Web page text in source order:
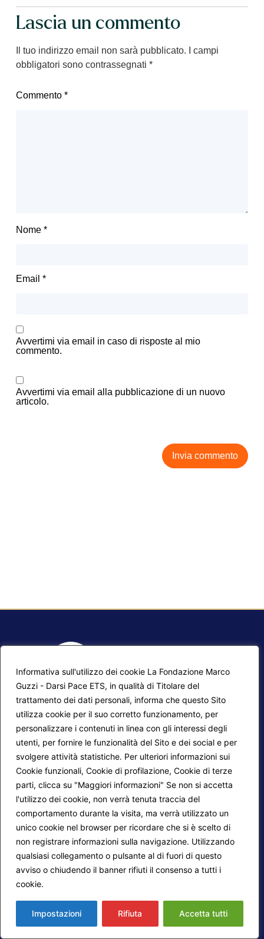
Informativa sull'utilizzo dei cookie La Fondazione Marco
Guzzi - Darsi Pace ETS, in qualità di Titolare del
trattamento dei dati personali, informa che questo Sito
utilizza cookie per il suo corretto funzionamento, per
personalizzare i contenuti in linea con gli interessi degli
utenti, per fornire le funzionalità del Sito e dei social e per
svolgere attività statistiche. Per ulteriori informazioni sui
Cookie funzionali, Cookie di profilazione, Cookie di terze
parti, clicca su "Maggiori informazioni" Se non si accetta
l'utilizzo dei cookie, non verrà tenuta traccia del
comportamento durante la visita, ma verrà utilizzato un
unico cookie nel browser per ricordare che si è scelto di
non registrare informazioni sulla navigazione. Utilizzando
qualsiasi collegamento o pulsante al di fuori di questo
avviso o chiudendo il banner rifiuti il consenso a tutti i
cookie.
Impostazioni Rifiuta Accetta tutti
Lascia un commento
Il tuo indirizzo email non sarà pubblicato.
I campi
obbligatori sono contrassegnati *
Commento *
Nome *
Email *
Avvertimi via email in caso di risposte al mio
commento.
Avvertimi via email alla pubblicazione di un nuovo
articolo.
Mappa del sito
Progetti Darsi Pace
Login redattori
Calendario corsi
Privacy Policy
Cookie Policy
Seguici su:
© 2026
. Tutti i diritti sono riservati.